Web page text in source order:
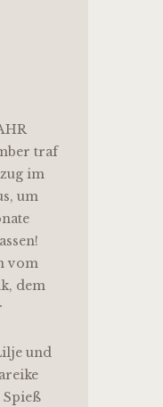
traf
im
um
vom
dem
und
Spieß